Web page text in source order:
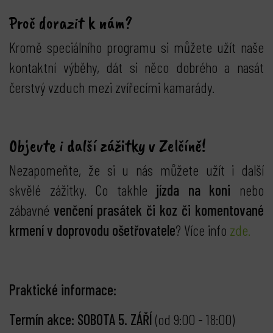
Proč dorazit k nám?
Kromě speciálního programu si můžete užít naše
kontaktní výběhy, dát si něco dobrého a nasát
čerstvý vzduch mezi zvířecími kamarády.
Objevte i další zážitky v Zelčíně!
Nezapomeňte, že si u nás můžete užít i další
skvělé zážitky. Co takhle jízda na koni nebo
zábavné venčení prasátek či koz či komentované
krmení v doprovodu ošetřovatele? Více info zde.
Praktické informace:
Termín akce: SOBOTA 5. ZÁŘÍ (od 9:00 - 18:00)